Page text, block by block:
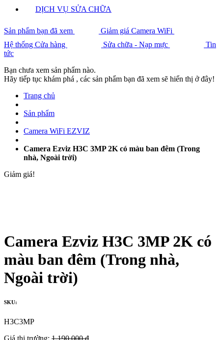
DỊCH VỤ SỬA CHỮA
Sản phẩm bạn đã xem
Giảm giá Camera WiFi
Hệ thống Cửa hàng
Sửa chữa - Nạp mực
Tin
tức
Bạn chưa xem sản phẩm nào.
Hãy tiếp tục khám phá , các sản phẩm bạn đã xem sẽ hiển thị ở đây!
Trang chủ
Sản phẩm
Camera WiFi EZVIZ
Camera Ezviz H3C 3MP 2K có màu ban đêm (Trong
nhà, Ngoài trời)
Giảm giá!
Camera Ezviz H3C 3MP 2K có
màu ban đêm (Trong nhà,
Ngoài trời)
SKU:
H3C3MP